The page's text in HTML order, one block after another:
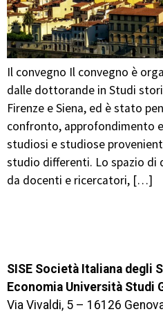
Il convegno Il convegno è
dalle dottorande in Studi
Firenze e Siena, ed è stato
confronto, approfondimento
studiosi e studiose
studio differenti. Lo spazio di
da docenti e ricercatori, […]
SISE Società Italiana degli
Economia Università Studi
Via Vivaldi, 5 – 16126